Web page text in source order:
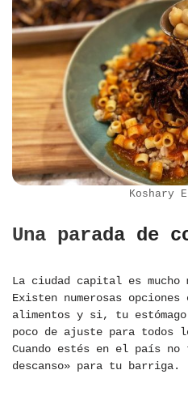
Koshary
Una parada de
La ciudad capital es mucho
Existen numerosas
alimentos y si, tu
poco de ajuste para todos
Cuando estés en el país no
descanso» para tu barriga.